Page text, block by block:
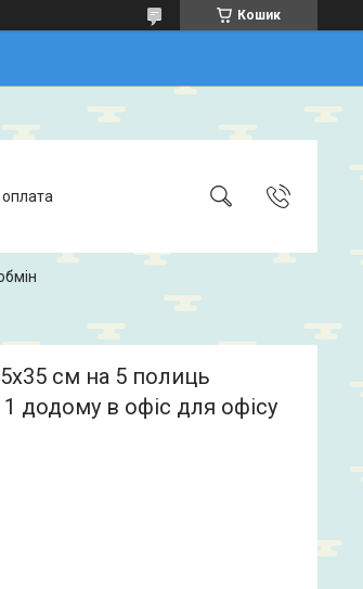
Кошик
оплата
см на 5 полиць
додому в офіс для офісу